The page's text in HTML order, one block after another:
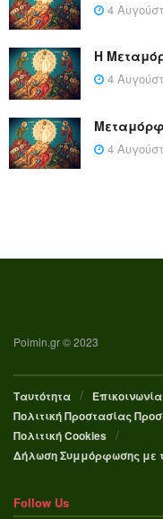
4
Η
4
4
Poimin.gr © 2023
Ταυτότητα Επικοινωνία
Πολιτική Προστασίας
Πολιτική Cookies
Δήλωση Συμμόρφωσης με
Follow Us